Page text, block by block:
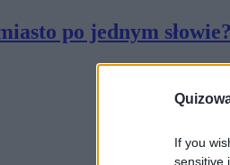
If you
sensitive
po jednym słowie?